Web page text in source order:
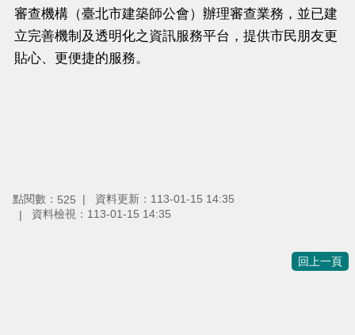
審查機構（臺北市建築師公會）辦理審查業務，並已建
立完善機制及透明化之資訊服務平台，提供市民朋友更
貼心、更便捷的服務。
點閱數： 525 資料更新： 113-01-15 14:35
資料檢視： 113-01-15 14:35
回上一頁